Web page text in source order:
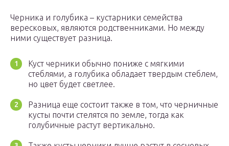
Черника и голубика – кустарники семейства
вересковых, являются родственниками. Но между
ними существует разница.
Куст черники обычно пониже с мягкими
стеблями, а голубика обладает твердым стеблем,
но цвет будет светлее.
Разница еще состоит также в том, что черничные
кусты почти стелятся по земле, тогда как
голубичные растут вертикально.